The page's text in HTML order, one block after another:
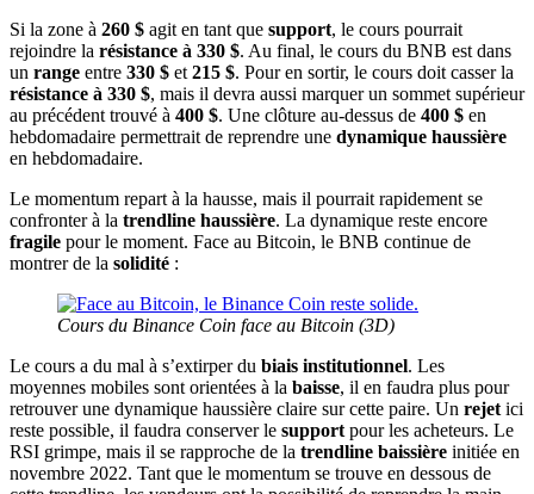
Si la zone à 260 $ agit en tant que support, le cours pourrait
rejoindre la résistance à 330 $. Au final, le cours du BNB est dans
un range entre 330 $ et 215 $. Pour en sortir, le cours doit casser la
résistance à 330 $, mais il devra aussi marquer un sommet supérieur
au précédent trouvé à 400 $. Une clôture au-dessus de 400 $ en
hebdomadaire permettrait de reprendre une dynamique haussière
en hebdomadaire.
Le momentum repart à la hausse, mais il pourrait rapidement se
confronter à la trendline haussière. La dynamique reste encore
fragile pour le moment. Face au Bitcoin, le BNB continue de
montrer de la solidité :
Cours du Binance Coin face au Bitcoin (3D)
Le cours a du mal à s’extirper du biais institutionnel. Les
moyennes mobiles sont orientées à la baisse, il en faudra plus pour
retrouver une dynamique haussière claire sur cette paire. Un rejet ici
reste possible, il faudra conserver le support pour les acheteurs. Le
RSI grimpe, mais il se rapproche de la trendline baissière initiée en
novembre 2022. Tant que le momentum se trouve en dessous de